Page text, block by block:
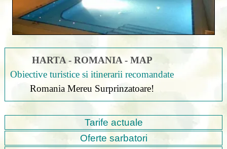
HARTA - ROMANIA - MAP
Obiective turistice si itinerarii recomandate
Romania Mereu Surprinzatoare!
Tarife actuale
Oferte sarbatori